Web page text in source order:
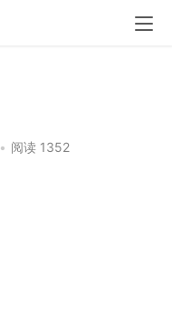
• 阅读 1352